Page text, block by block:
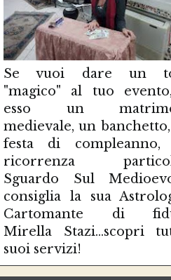
Se vuoi dare un
"magico" al tuo
esso un
medievale, un
festa di compleanno,
ricorrenza
Sguardo Sul
consiglia la sua
Cartomante di
Mirella Stazi...scopri
suoi servizi!